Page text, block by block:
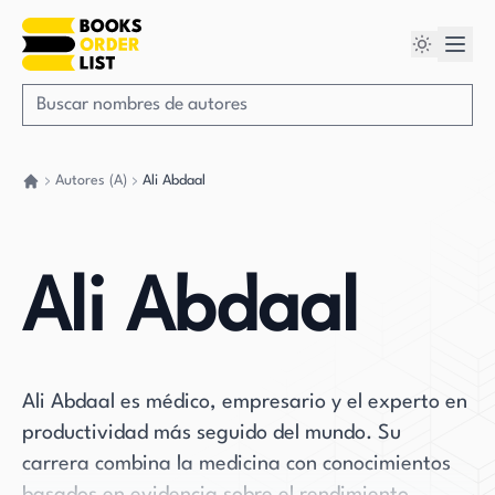
Autores (A) Ali Abdaal
Ali Abdaal
Ali Abdaal es médico, empresario y el experto en
productividad más seguido del mundo. Su
carrera combina la medicina con conocimientos